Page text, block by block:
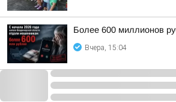
Более 600 миллионов
Вчера, 15:04